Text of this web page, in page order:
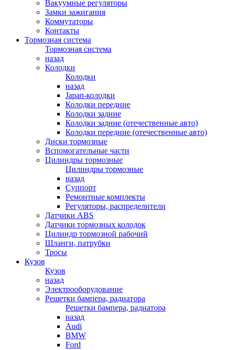
Вакуумные регуляторы
Замки зажигания
Коммутаторы
Контакты
Тормозная система
Тормозная система
назад
Колодки
Колодки
назад
Japan-колодки
Колодки передние
Колодки задние
Колодки задние (отечественные авто)
Колодки передние (отечественные авто)
Диски тормозные
Вспомогательные части
Цилиндры тормозные
Цилиндры тормозные
назад
Суппорт
Ремонтные комплекты
Регуляторы, распределители
Датчики ABS
Датчики тормозных колодок
Цилиндр тормозной рабочий
Шланги, патрубки
Тросы
Кузов
Кузов
назад
Электрооборудование
Решетки бампера, радиатора
Решетки бампера, радиатора
назад
Audi
BMW
Ford